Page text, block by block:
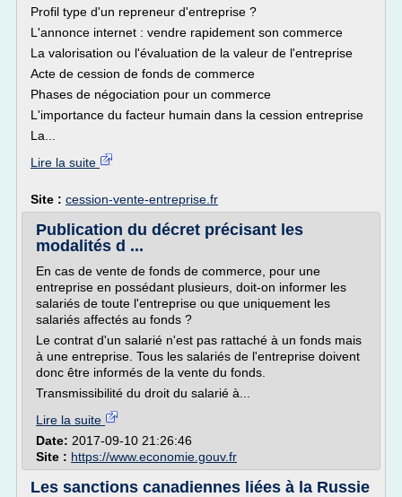
Profil type d'un repreneur d'entreprise ?
L'annonce internet : vendre rapidement son commerce
La valorisation ou l'évaluation de la valeur de l'entreprise
Acte de cession de fonds de commerce
Phases de négociation pour un commerce
L'importance du facteur humain dans la cession entreprise
La...
Lire la suite
Site : cession-vente-entreprise.fr
Publication du décret précisant les
modalités d ...
En cas de vente de fonds de commerce, pour une
entreprise en possédant plusieurs, doit-on informer les
salariés de toute l'entreprise ou que uniquement les
salariés affectés au fonds ?
Le contrat d'un salarié n'est pas rattaché à un fonds mais
à une entreprise. Tous les salariés de l'entreprise doivent
donc être informés de la vente du fonds.
Transmissibilité du droit du salarié à...
Lire la suite
Date: 2017-09-10 21:26:46
Site : https://www.economie.gouv.fr
Les sanctions canadiennes liées à la Russie